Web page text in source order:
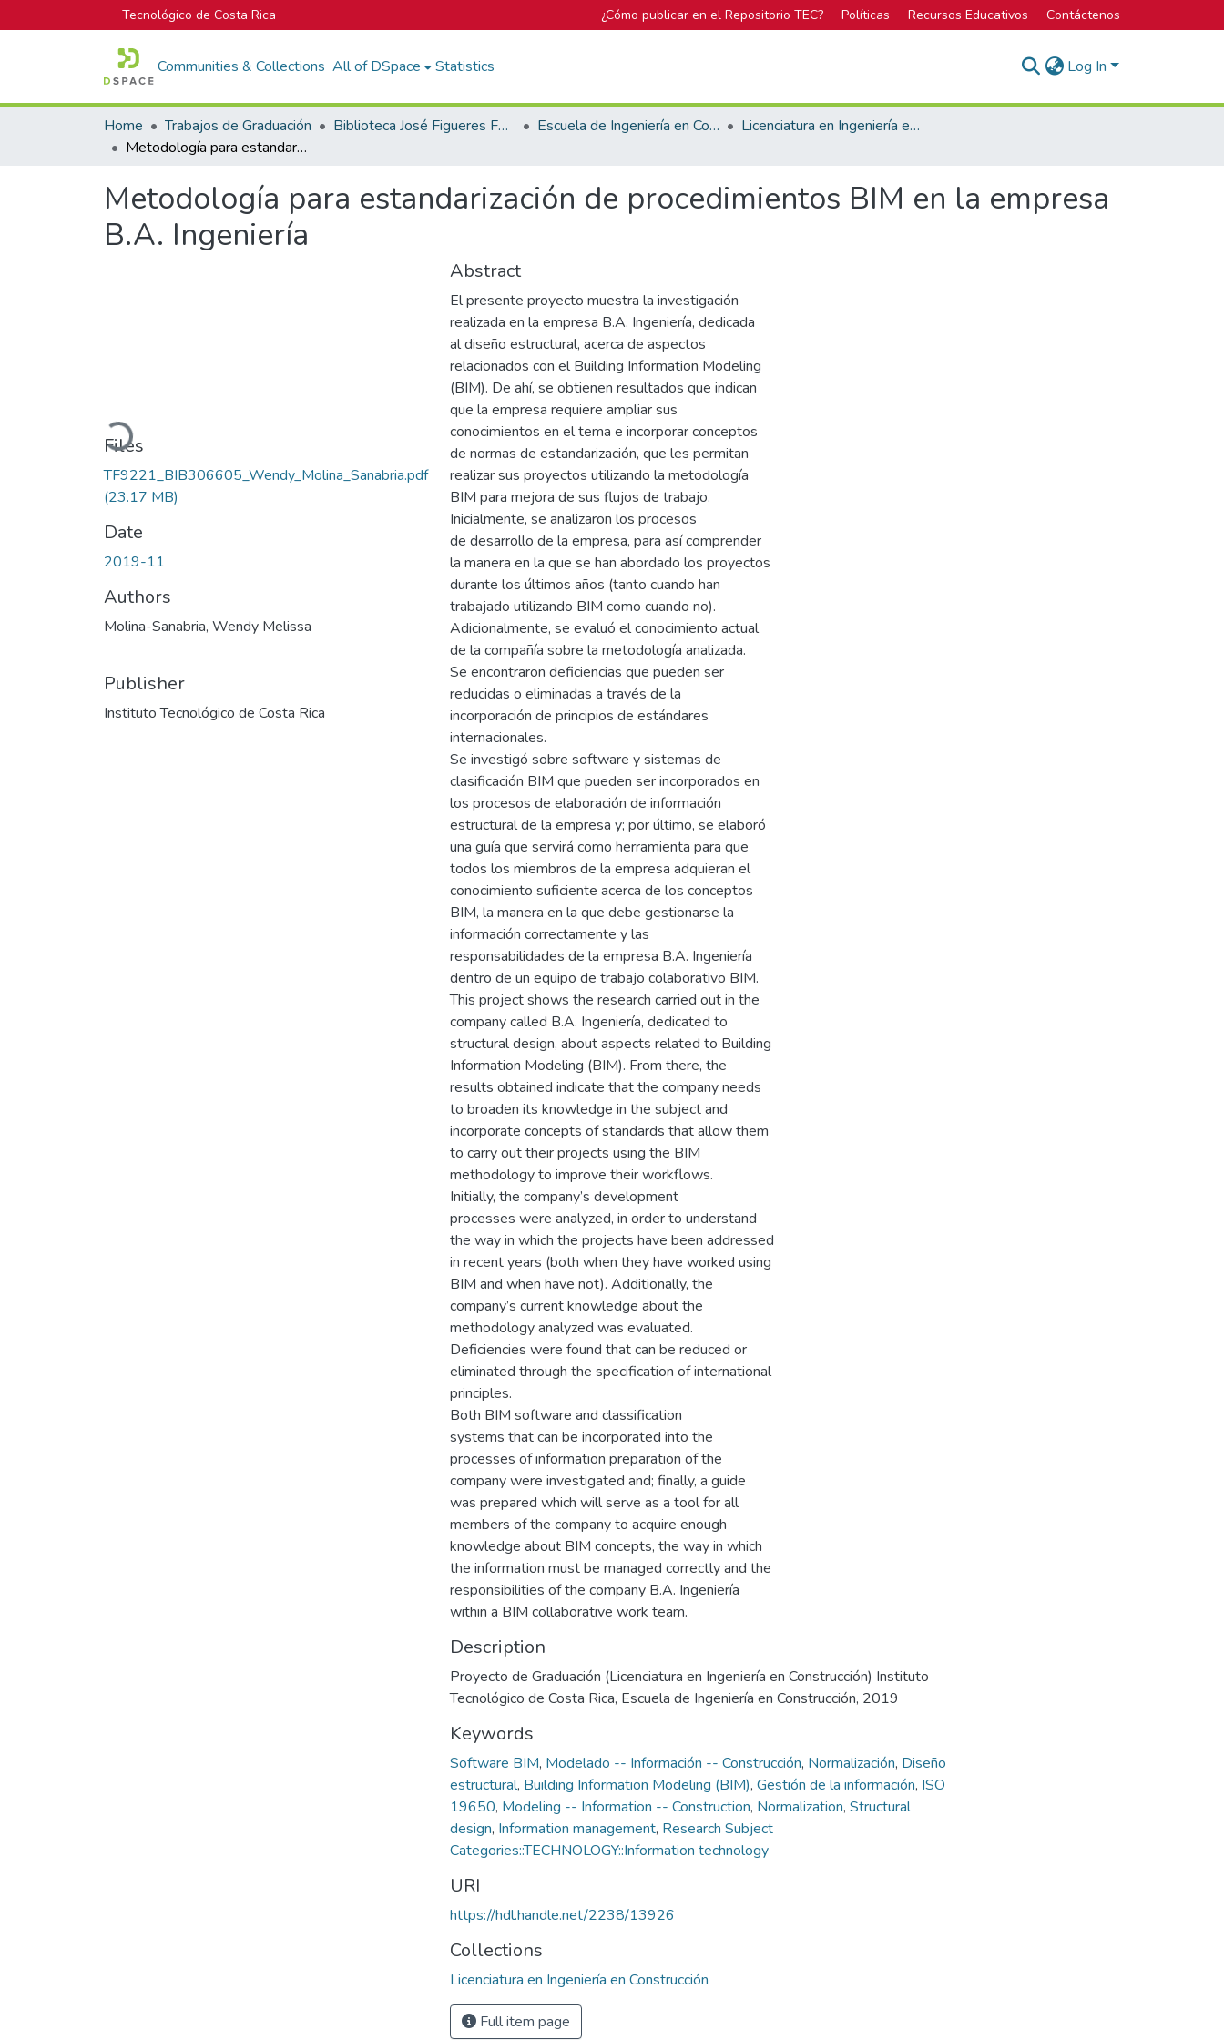
Tecnológico de Costa Rica ¿Cómo publicar en el Repositorio TEC? Políticas Recursos Educativos Contáctenos
Communities & Collections All of DSpace Statistics Log In
Home Trabajos de Graduación Biblioteca José Figueres Ferrer Escuela de Ingeniería en Construcción
Licenciatura en Ingeniería en Construcción
Metodología para estandarización de procedimientos BIM en la empresa B.A. Ingeniería
Metodología para estandarización de procedimientos BIM en la empresa
B.A. Ingeniería
Loading...
Files
TF9221_BIB306605_Wendy_Molina_Sanabria.pdf
(23.17 MB)
Date
2019-11
Authors
Molina-Sanabria, Wendy Melissa
Publisher
Instituto Tecnológico de Costa Rica
Abstract
El presente proyecto muestra la investigación
realizada en la empresa B.A. Ingeniería, dedicada
al diseño estructural, acerca de aspectos
relacionados con el Building Information Modeling
(BIM). De ahí, se obtienen resultados que indican
que la empresa requiere ampliar sus
conocimientos en el tema e incorporar conceptos
de normas de estandarización, que les permitan
realizar sus proyectos utilizando la metodología
BIM para mejora de sus flujos de trabajo.
Inicialmente, se analizaron los procesos
de desarrollo de la empresa, para así comprender
la manera en la que se han abordado los proyectos
durante los últimos años (tanto cuando han
trabajado utilizando BIM como cuando no).
Adicionalmente, se evaluó el conocimiento actual
de la compañía sobre la metodología analizada.
Se encontraron deficiencias que pueden ser
reducidas o eliminadas a través de la
incorporación de principios de estándares
internacionales.
Se investigó sobre software y sistemas de
clasificación BIM que pueden ser incorporados en
los procesos de elaboración de información
estructural de la empresa y; por último, se elaboró
una guía que servirá como herramienta para que
todos los miembros de la empresa adquieran el
conocimiento suficiente acerca de los conceptos
BIM, la manera en la que debe gestionarse la
información correctamente y las
responsabilidades de la empresa B.A. Ingeniería
dentro de un equipo de trabajo colaborativo BIM.
This project shows the research carried out in the
company called B.A. Ingeniería, dedicated to
structural design, about aspects related to Building
Information Modeling (BIM). From there, the
results obtained indicate that the company needs
to broaden its knowledge in the subject and
incorporate concepts of standards that allow them
to carry out their projects using the BIM
methodology to improve their workflows.
Initially, the company’s development
processes were analyzed, in order to understand
the way in which the projects have been addressed
in recent years (both when they have worked using
BIM and when have not). Additionally, the
company’s current knowledge about the
methodology analyzed was evaluated.
Deficiencies were found that can be reduced or
eliminated through the specification of international
principles.
Both BIM software and classification
systems that can be incorporated into the
processes of information preparation of the
company were investigated and; finally, a guide
was prepared which will serve as a tool for all
members of the company to acquire enough
knowledge about BIM concepts, the way in which
the information must be managed correctly and the
responsibilities of the company B.A. Ingeniería
within a BIM collaborative work team.
Description
Proyecto de Graduación (Licenciatura en Ingeniería en Construcción) Instituto
Tecnológico de Costa Rica, Escuela de Ingeniería en Construcción, 2019
Keywords
Software BIM, Modelado -- Información -- Construcción, Normalización, Diseño
estructural, Building Information Modeling (BIM), Gestión de la información, ISO
19650, Modeling -- Information -- Construction, Normalization, Structural
design, Information management, Research Subject
Categories::TECHNOLOGY::Information technology
URI
https://hdl.handle.net/2238/13926
Collections
Licenciatura en Ingeniería en Construcción
Full item page